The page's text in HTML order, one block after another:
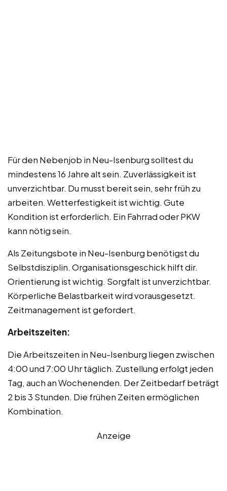
Für den Nebenjob in Neu-Isenburg solltest du
mindestens 16 Jahre alt sein. Zuverlässigkeit ist
unverzichtbar. Du musst bereit sein, sehr früh zu
arbeiten. Wetterfestigkeit ist wichtig. Gute
Kondition ist erforderlich. Ein Fahrrad oder PKW
kann nötig sein.
Als Zeitungsbote in Neu-Isenburg benötigst du
Selbstdisziplin. Organisationsgeschick hilft dir.
Orientierung ist wichtig. Sorgfalt ist unverzichtbar.
Körperliche Belastbarkeit wird vorausgesetzt.
Zeitmanagement ist gefordert.
Arbeitszeiten:
Die Arbeitszeiten in Neu-Isenburg liegen zwischen
4:00 und 7:00 Uhr täglich. Zustellung erfolgt jeden
Tag, auch an Wochenenden. Der Zeitbedarf beträgt
2 bis 3 Stunden. Die frühen Zeiten ermöglichen
Kombination.
Anzeige